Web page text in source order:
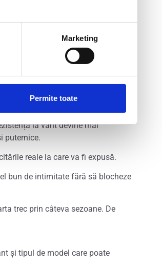
Marketing
Permite toate
structural.
la vânt devine mai
puternice.
reale la care va fi expusă.
bun de intimitate fără să blocheze
trec prin câteva sezoane. De
și tipul de model care poate